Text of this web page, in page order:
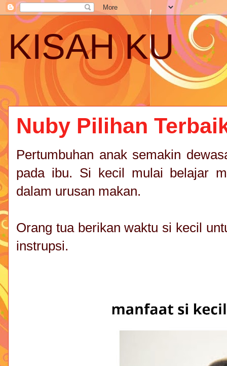
KISAH KU
Nuby Pilihan
Pertumbuhan anak semakin
pada ibu. Si kecil mulai belajar
dalam urusan makan.
Orang tua berikan waktu si kecil
instrupsi.